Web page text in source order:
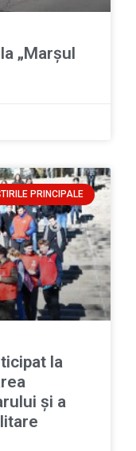
„Marșul
PRINCIPALE
la
și a